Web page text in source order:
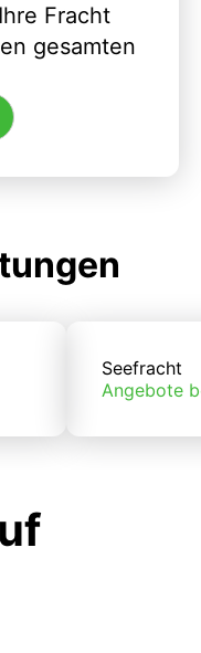
Fracht
gesamten
Seefracht
Angebote